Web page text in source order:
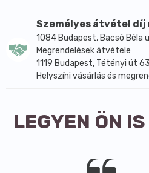
Személyes átvétel díj
1084 Budapest, Bacsó Béla
Megrendelések átvétele
1119 Budapest, Tétényi út
Helyszíni vásárlás és
LEGYEN ÖN